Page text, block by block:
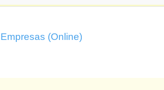
(Online)